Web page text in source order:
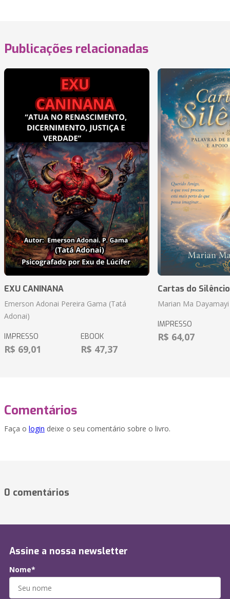
Publicações relacionadas
EXU CANINANA
Emerson Adonai Pereira Gama (Tatá
Adonai)
IMPRESSO
R$ 69,01
EBOOK
R$ 47,37
Cartas do Silêncio
Marian Ma Dayamayi
IMPRESSO
R$ 64,07
Comentários
Faça o login deixe o seu comentário sobre o livro.
0 comentários
Assine a nossa newsletter
Nome*